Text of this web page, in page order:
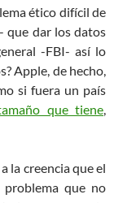
ético difícil de
que dar los datos
-FBI- así lo
Apple, de hecho,
si fuera un país
que tiene
la creencia que el
que no